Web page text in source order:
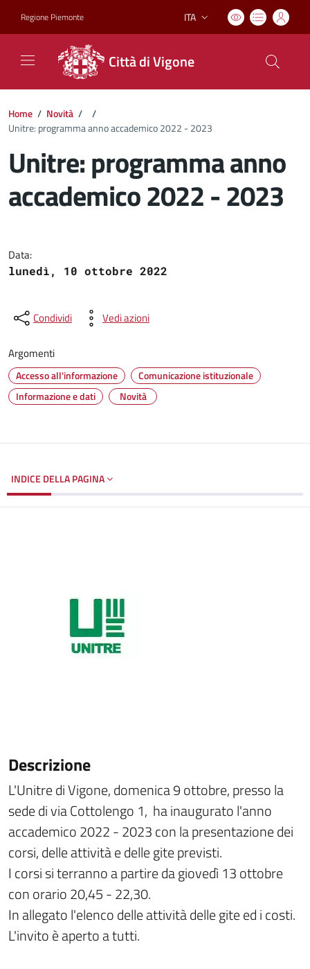
Regione Piemonte Lingua attiva:
ITA
Città di Vigone
Home / Novità /
/
Unitre: programma anno accademico 2022 - 2023
Unitre: programma anno
accademico 2022 - 2023
Data:
lunedì, 10 ottobre 2022
Condividi Vedi azioni
Argomenti
Accesso all'informazione
Comunicazione istituzionale
Informazione e dati
Novità
INDICE DELLA PAGINA
Descrizione
L'Unitre di Vigone, domenica 9 ottobre, presso la
sede di via Cottolengo 1, ha inaugurato l'anno
accademico 2022 - 2023 con la presentazione dei
corsi, delle attività e delle gite previsti.
I corsi si terranno a partire da giovedì 13 ottobre
con orario 20,45 - 22,30.
In allegato l'elenco delle attività delle gite ed i costi.
L'invito è aperto a tutti.